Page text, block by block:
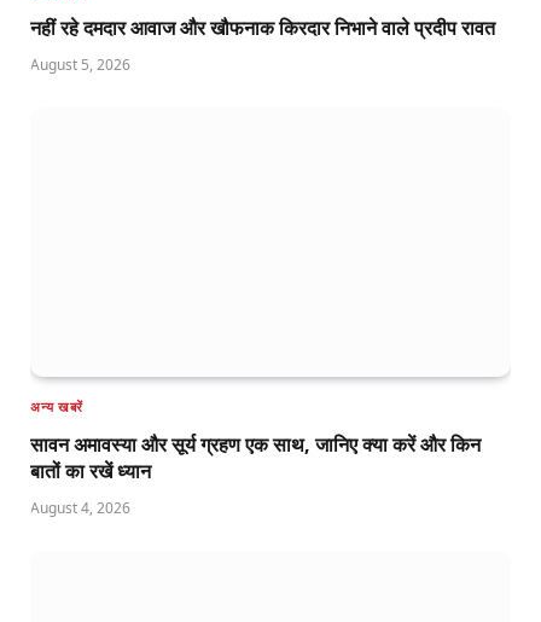
नहीं रहे दमदार आवाज और खौफनाक किरदार निभाने वाले प्रदीप रावत
August 5, 2026
अन्य खबरें
सावन अमावस्या और सूर्य ग्रहण एक साथ, जानिए क्या करें और किन
बातों का रखें ध्यान
August 4, 2026